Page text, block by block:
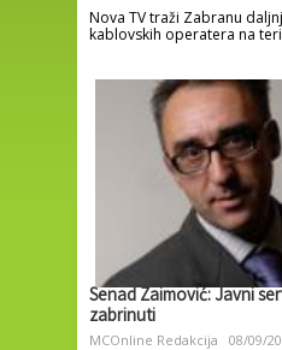
Nova TV traži Zabranu
kablovskih operatera na
Senad Zaimović: Javni
zabrinuti
MCOnline Redakcija 08/09/